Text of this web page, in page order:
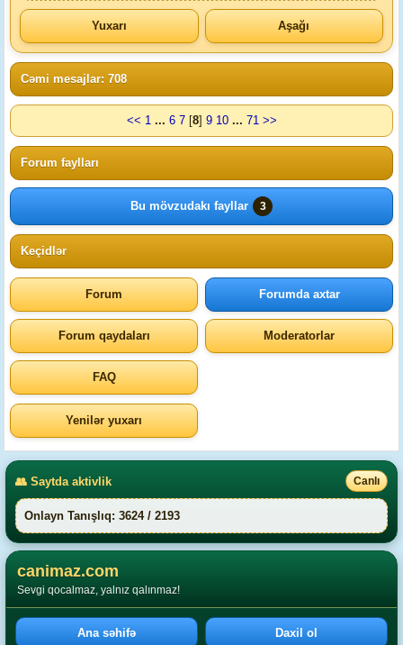
Yuxarı Aşağı
Cəmi mesajlar: 708
<< 1 ... 6 7[8] 9 10 ... 71 >>
Forum faylları
Bu mövzudakı fayllar 3
Keçidlər
Forum Forumda axtar
Forum qaydaları Moderatorlar
FAQ
Yenilər yuxarı
👥 Saytda aktivlik Canlı
Onlayn Tanışlıq: 3624 / 2193
canimaz.com
Sevgi qocalmaz, yalnız qalınmaz!
Ana səhifə Daxil ol